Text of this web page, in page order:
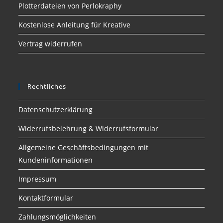
Plotterdateien von Perlokraphy
Kostenlose Anleitung für Kreative
Vertrag widerrufen
Rechtliches
Datenschutzerklärung
Widerrufsbelehrung & Widerrufsformular
Allgemeine Geschäftsbedingungen mit
Kundeninformationen
Impressum
Kontaktformular
Zahlungsmöglichkeiten